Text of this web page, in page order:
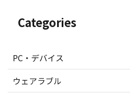
Categories
PC・デバイス
ウェアラブル